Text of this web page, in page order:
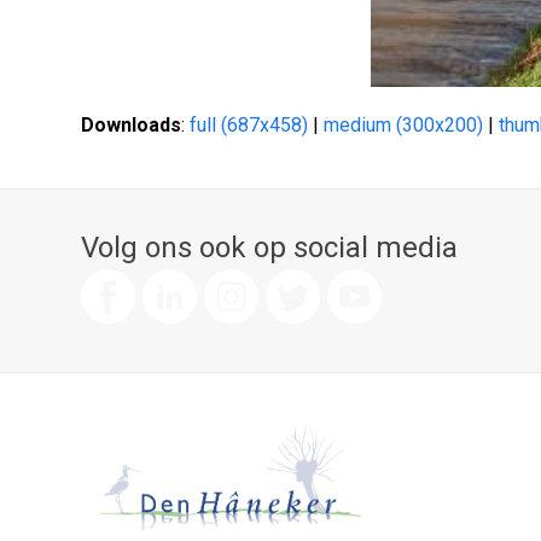
Downloads:full (687x458) |medium (300x200) |
Volg ons ook op social media